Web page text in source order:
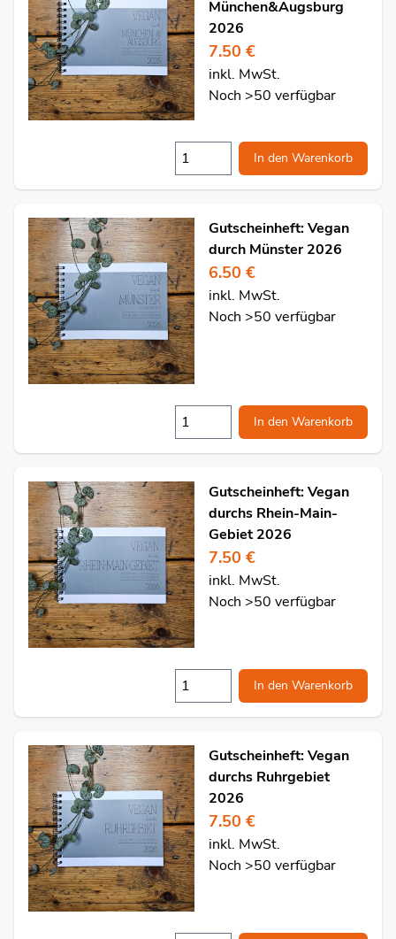
München&Augsburg
2026
7.50 €
inkl. MwSt.
Noch >50 verfügbar
In den Warenkorb
Gutscheinheft: Vegan
durch Münster 2026
6.50 €
inkl. MwSt.
Noch >50 verfügbar
In den Warenkorb
Gutscheinheft: Vegan
durchs Rhein-Main-
Gebiet 2026
7.50 €
inkl. MwSt.
Noch >50 verfügbar
In den Warenkorb
Gutscheinheft: Vegan
durchs Ruhrgebiet
2026
7.50 €
inkl. MwSt.
Noch >50 verfügbar